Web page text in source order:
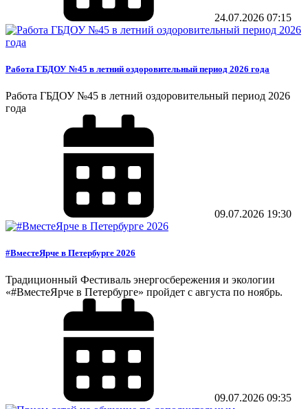
24.07.2026 07:15
Работа ГБДОУ №45 в летний оздоровительный период 2026 года
Работа ГБДОУ №45 в летний оздоровительный период 2026
года
09.07.2026 19:30
#ВместеЯрче в Петербурге 2026
Традиционный Фестиваль энергосбережения и экологии
«#ВместеЯрче в Петербурге» пройдет с августа по ноябрь.
09.07.2026 09:35